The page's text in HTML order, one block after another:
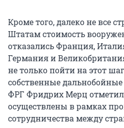
Кроме того, далеко не все
Штатам стоимость
отказались Франция,
Германия и
не только пойти на этот
собственные
ФРГ Фридрих Мерц
осуществлены в рамках
сотрудничества между